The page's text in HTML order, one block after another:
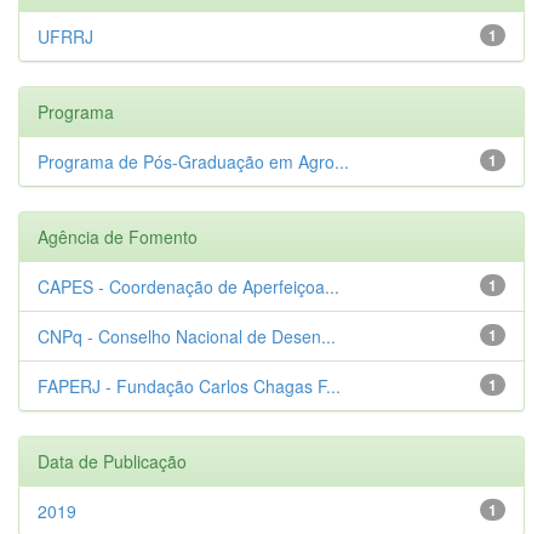
1
UFRRJ
Programa
1
Programa de Pós-Graduação em Agro...
Agência de Fomento
1
CAPES - Coordenação de Aperfeiçoa...
1
CNPq - Conselho Nacional de Desen...
1
FAPERJ - Fundação Carlos Chagas F...
Data de Publicação
1
2019